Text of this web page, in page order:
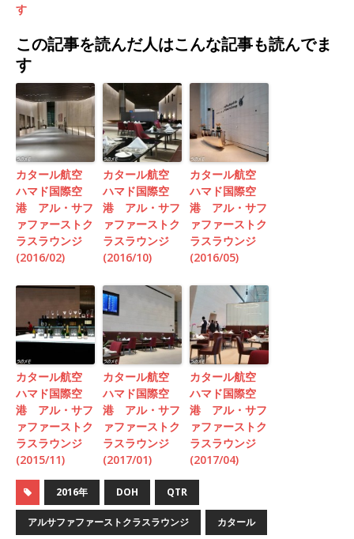
す
この記事を読んだ人はこんな記事も読んでま
す
カタール航空
ハマド国際空
港 アル・サフ
ァファーストク
ラスラウンジ
(2016/02)
カタール航空
ハマド国際空
港 アル・サフ
ァファーストク
ラスラウンジ
(2016/10)
カタール航空
ハマド国際空
港 アル・サフ
ァファーストク
ラスラウンジ
(2016/05)
カタール航空
ハマド国際空
港 アル・サフ
ァファーストク
ラスラウンジ
(2015/11)
カタール航空
ハマド国際空
港 アル・サフ
ァファーストク
ラスラウンジ
(2017/01)
カタール航空
ハマド国際空
港 アル・サフ
ァファーストク
ラスラウンジ
(2017/04)
2016年 DOH QTR
アルサファファーストクラスラウンジ カタール